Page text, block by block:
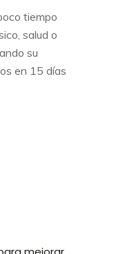
tiempo
salud o
su
en 15 días